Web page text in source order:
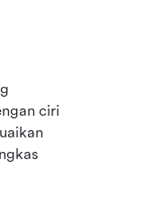
ciri